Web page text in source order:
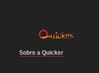
Sobre a Quicker